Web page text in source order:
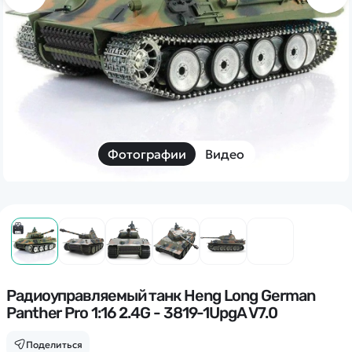
Фотографии Видео
Радиоуправляемый танк Heng Long German
Panther Pro 1:16 2.4G - 3819-1UpgA V7.0
Поделиться
Дополнительный способ связи
WhatsApp/Мобильный
Есть вопрос? Можем связаться с вами
Заказать звонок
Наши соцсети:
Каталог
Квадрокоптеры
Машинки
Информация
Оптовые продажи